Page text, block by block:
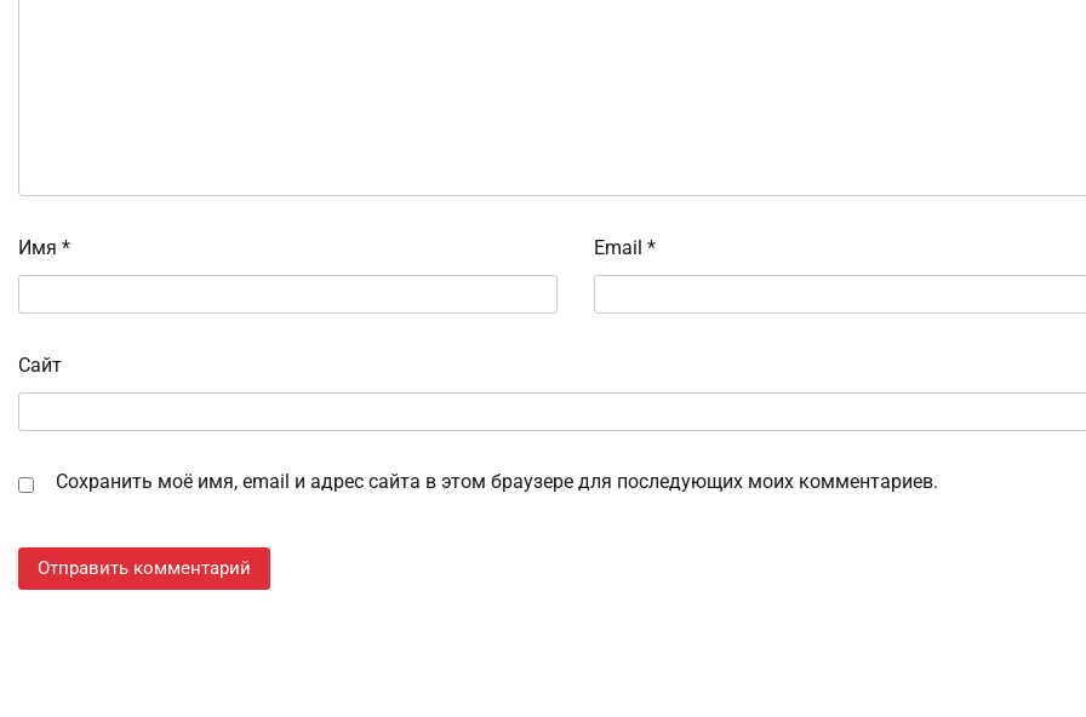
Имя * Email *
Сайт
Сохранить моё имя, email и адрес сайта в этом браузере для последующих моих комментариев.